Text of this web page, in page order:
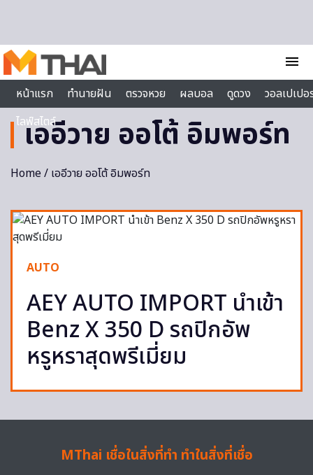
menu
หน้าแรก
ทำนายฝัน ตรวจหวย ผลบอล ดูดวง
วอลเปเป
ไลฟ์สไตล์
เออีวาย ออโต้ อิมพอร์ท
Home/ เออีวาย ออโต้ อิมพอร์ท
AUTO
AEY AUTO IMPORT นำเข้า
Benz X 350 D รถปิกอัพ
หรูหราสุดพรีเมี่ยม
MThai เชื่อในสิ่งที่ทำ ทำในสิ่งที่เชื่อ